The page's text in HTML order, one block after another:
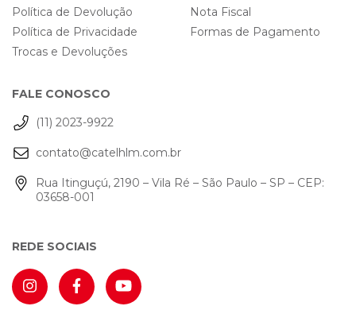
Política de Devolução
Política de Privacidade
Trocas e Devoluções
Nota Fiscal
Formas de Pagamento
FALE CONOSCO
(11) 2023-9922
contato@catelhlm.com.br
Rua Itinguçú, 2190 – Vila Ré – São Paulo – SP – CEP:
03658-001
REDE SOCIAIS